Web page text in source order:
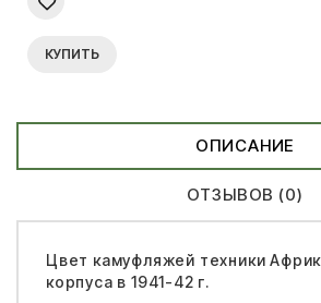
КУПИТЬ
ОПИСАНИЕ
ОТЗЫВОВ (0)
Цвет камуфляжей техники
корпуса в 1941-42 г.